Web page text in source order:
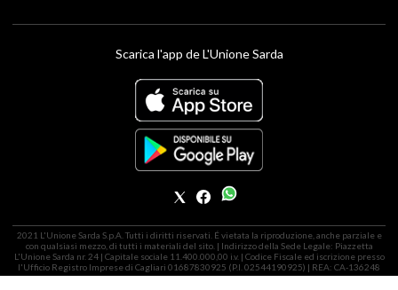
Scarica l'app de L'Unione Sarda
2021 L'Unione Sarda S.p.A. Tutti i diritti riservati. É vietata la riproduzione, anche parziale e
con qualsiasi mezzo, di tutti i materiali del sito. | Indirizzo della Sede Legale: Piazzetta
L'Unione Sarda nr. 24 | Capitale sociale 11.400.000,00 i.v. | Codice Fiscale ed iscrizione presso
l'Ufficio Registro Imprese di Cagliari 01687830925 (P.I. 02544190925) | REA: CA-136248